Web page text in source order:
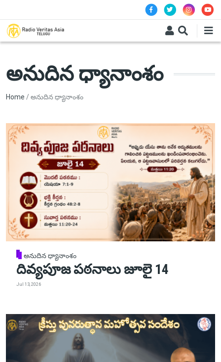
అనుదిన ధ్యానాంశం
Breadcrumb
Home అనుదిన ధ్యానాంశం
అనుదిన ధ్యానాంశం
దివ్యపూజ పఠనాలు జూలై 14
Jul 13, 2026